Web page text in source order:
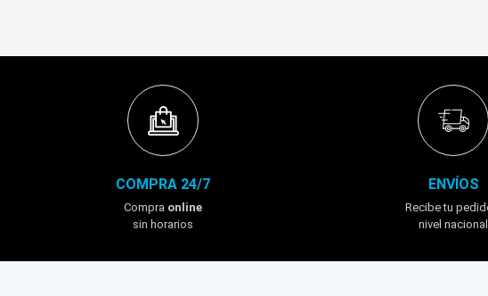
COMPRA 24/7
Compra online
sin horarios
ENVÍOS
Recibe tu
nivel nacional